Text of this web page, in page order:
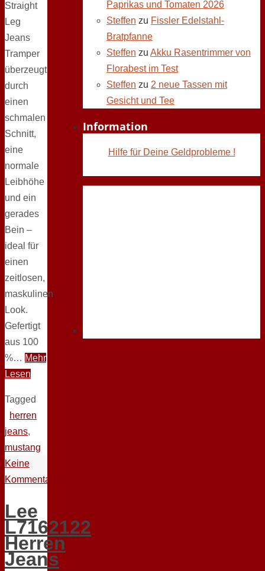
Straight
Leg
Jeans
Tramper
überzeugt
durch
einen
schmalen
Schnitt,
eine
normale
Leibhöhe
und ein
gerades
Bein –
ideal für
einen
zeitlosen,
maskulinen
Look.
Gefertigt
aus 100
%… Mehr
Lesen
Tagged
herren
jeans,
mustang
Keine
Kommentare
Lee
L7162122
Herren
Jeans
Paprikas und Tomaten 2026
Steffen zu Fissler Edelstahl-
Bratpfanne
Steffen zu Akku Rasentrimmer von
Florabest im Test
Steffen zu 2 neue Tassen mit
Gesicht und Tee
Information
Hilfe für Deine Geldprobleme !